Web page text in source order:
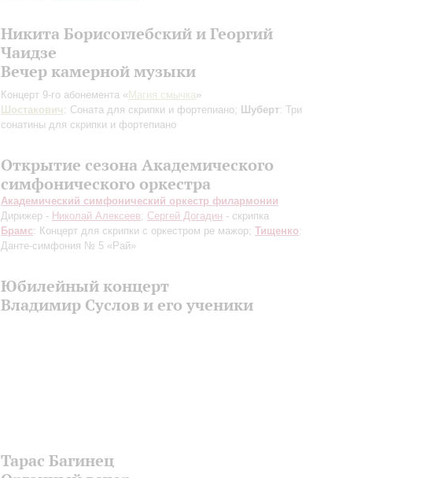
Никита Борисоглебский и Георгий
Чаидзе
Вечер камерной музыки
Концерт 9-го абонемента « Магия смычка»
Шостакович : Соната для скрипки и фортепиано; Шуберт: Три
сонатины для скрипки и фортепиано
Открытие сезона Академического
симфонического оркестра
Академический симфонический оркестр филармонии
Дирижер - Николай Алексеев; Сергей Догадин - скрипка
Брамс: Концерт для скрипки с оркестром ре мажор; Тищенко:
Данте-симфония № 5 «Рай»
Юбилейный концерт
Владимир Суслов и его ученики
Тарас Багинец